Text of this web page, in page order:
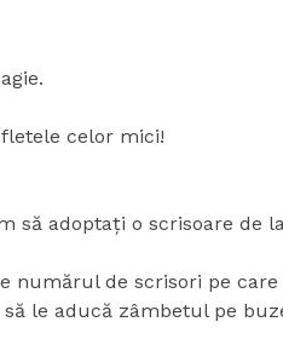
celor mici!
adoptați o scrisoare de
numărul de scrisori pe
le aducă zâmbetul pe